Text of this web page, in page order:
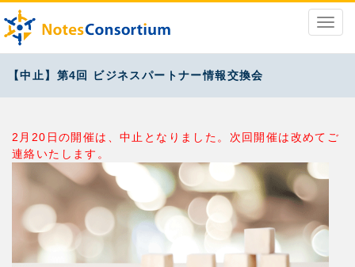
【中止】第4回 ビジネスパートナー情報交換会
2月20日の開催は、 中止となりました 。次回開催は改めてご
連絡いたします。